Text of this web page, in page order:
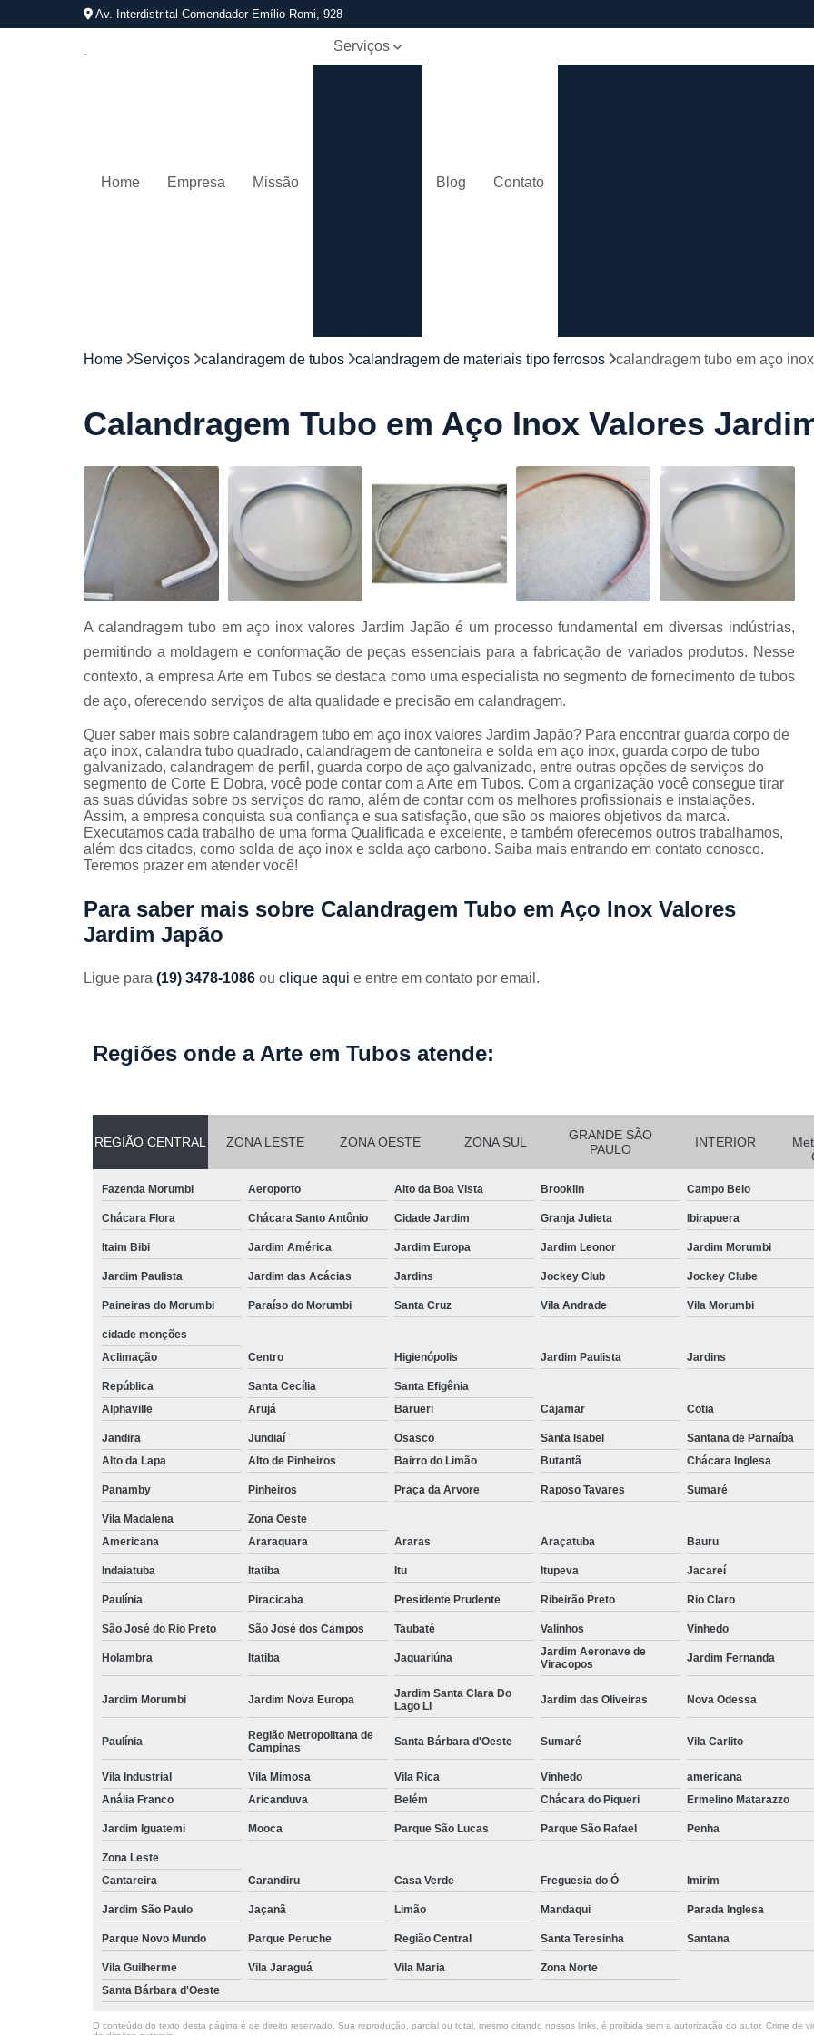
Av. Interdistrital Comendador Emílio Romi, 928
Home Empresa Missão
Serviços
Cortes a
chapa
Curvamento
de tubo
Dobra de
chapas
tubo
Empresas de
corte
Guarda
carbono
Guarda
corpos ferro
Guarda
corpos
galvanizados
corpos inox
Soldas em
aço carbono
Blog Contato
Calandragem Tubo em
Conformação com Tubo Tipo
Conformação em
Conformação para
Conformação Tubo de Metal
Corrimão Aço Tipo
Corrimão de
Corrimão de Aço Galvanizado
Corrimão em
Corrimão em Tubo de Aço
Corrimão Galvanizado com
Corrimão
Corrimão de Ferro
Corrimão Escada Interna Ferro
Corrimão Ferro de Escada
Corrimão Ferro Quadrado
Corrimão com Ferro Tipo
Corrimão de Inox
Corrimão Escada
Corrimão Inox de Escada
Corrimão Inox para Escada
Corrimão Inox Quadrado
Corte a Laser Chapa Aço
Corte a Laser em Chapa
Solda a Laser
Corte a Laser em Chapa de
Corte Chapa a Laser
Corte de Chapa a Laser
Corte
Curvamento de Tubos
Curvamento de Tubos a
Curvamento de Tubos de Aço
Curvamento de Tubos
Corte e Dobra Chapa
Corte e
Dobra Chapa de Alumínio
Dobra de Chapa de
Dobra de Chapa de Ferro
Dobradeira de Chapa
Dobra de
Dobra Tubo com Maçarico
Dobra Tubo Quadrado
Empresa de Corte a Laser Chapa
Home Serviços calandragem de tubos calandragem de materiais tipo ferrosos calandragem tubo em aço
Calandragem Tubo em Aço Inox Valores
A calandragem tubo em aço inox valores Jardim Japão é um processo fundamental em diversas indústrias,
permitindo a moldagem e conformação de peças essenciais para a fabricação de variados produtos. Nesse
contexto, a empresa Arte em Tubos se destaca como uma especialista no segmento de fornecimento de tubos
de aço, oferecendo serviços de alta qualidade e precisão em calandragem.
Quer saber mais sobre calandragem tubo em aço inox valores Jardim Japão? Para encontrar guarda corpo de
aço inox, calandra tubo quadrado, calandragem de cantoneira e solda em aço inox, guarda corpo de tubo
galvanizado, calandragem de perfil, guarda corpo de aço galvanizado, entre outras opções de serviços do
segmento de Corte E Dobra, você pode contar com a Arte em Tubos. Com a organização você consegue tirar
as suas dúvidas sobre os serviços do ramo, além de contar com os melhores profissionais e instalações.
Assim, a empresa conquista sua confiança e sua satisfação, que são os maiores objetivos da marca.
Executamos cada trabalho de uma forma Qualificada e excelente, e também oferecemos outros trabalhamos,
além dos citados, como solda de aço inox e solda aço carbono. Saiba mais entrando em contato conosco.
Teremos prazer em atender você!
Para saber mais sobre Calandragem Tubo em Aço Inox Valores
Jardim Japão
Ligue para (19) 3478-1086 ou clique aqui e entre em contato por email.
Regiões onde a Arte em Tubos atende:
REGIÃO CENTRAL ZONA LESTE ZONA OESTE ZONA SUL
GRANDE SÃO
PAULO
INTERIOR
Fazenda Morumbi Aeroporto Alto da Boa Vista Brooklin Campo Belo
Chácara Flora Chácara Santo Antônio Cidade Jardim Granja Julieta Ibirapuera
Itaim Bibi Jardim América Jardim Europa Jardim Leonor Jardim Morumbi
Jardim Paulista Jardim das Acácias Jardins Jockey Club Jockey Clube
Paineiras do Morumbi Paraíso do Morumbi Santa Cruz Vila Andrade Vila Morumbi
cidade monções
Aclimação
Centro Higienópolis Jardim Paulista Jardins
República Santa Cecília
Santa Efigênia
Alphaville
Arujá Barueri Cajamar Cotia
Jandira Jundiaí Osasco Santa Isabel Santana de Parnaíba
Alto da Lapa
Alto de Pinheiros Bairro do Limão Butantã Chácara Inglesa
Panamby Pinheiros Praça da Arvore Raposo Tavares Sumaré
Vila Madalena
Zona Oeste
Americana
Araraquara Araras Araçatuba Bauru
Indaiatuba Itatiba Itu Itupeva Jacareí
Paulínia Piracicaba Presidente Prudente Ribeirão Preto Rio Claro
São José do Rio Preto São José dos Campos Taubaté Valinhos Vinhedo
Holambra Itatiba Jaguariúna
Jardim Aeronave de
Viracopos
Jardim Fernanda
Jardim Morumbi Jardim Nova Europa
Jardim Santa Clara Do
Lago Ll
Jardim das Oliveiras Nova Odessa
Paulínia
Região Metropolitana de
Campinas
Santa Bárbara d'Oeste Sumaré Vila Carlito
Vila Industrial Vila Mimosa Vila Rica Vinhedo
americana
Anália Franco
Aricanduva Belém Chácara do Piqueri Ermelino Matarazzo
Jardim Iguatemi Mooca Parque São Lucas Parque São Rafael Penha
Zona Leste
Cantareira
Carandiru Casa Verde Freguesia do Ó Imirim
Jardim São Paulo Jaçanã Limão Mandaqui Parada Inglesa
Parque Novo Mundo Parque Peruche Região Central Santa Teresinha Santana
Vila Guilherme Vila Jaraguá Vila Maria
Zona Norte
Santa Bárbara d'Oeste
O conteúdo do texto desta página é de direito reservado. Sua reprodução, parcial ou total, mesmo citando nossos links, é proibida sem a autorização do autor. Crime de